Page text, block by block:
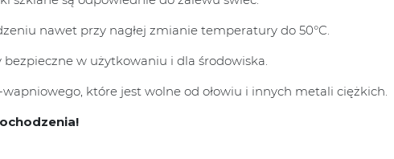
nawet przy nagłej zmianie temperatury do 50°C.
bezpieczne w użytkowaniu i dla środowiska.
które jest wolne od ołowiu i innych metali ciężkich.